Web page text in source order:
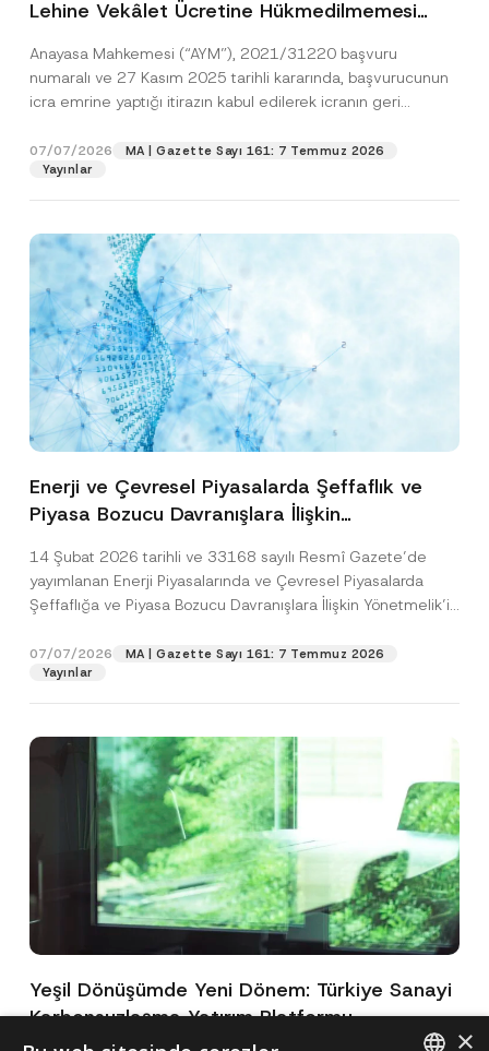
Lehine Vekâlet Ücretine Hükmedilmemesi
Edildiğine Karar Verdi
Anayasa Mahkemesi (“AYM”), 2021/31220 başvuru
numaralı ve 27 Kasım 2025 tarihli kararında, başvurucunun
icra emrine yaptığı itirazın kabul edilerek icranın geri
07/07/2026
MA | Gazette Sayı 161: 7 Temmuz 2026
Yayınlar
Enerji ve Çevresel Piyasalarda Şeffaflık ve
Piyasa Bozucu Davranışlara İlişkin
14 Şubat 2026 tarihli ve 33168 sayılı Resmî Gazete’de
yayımlanan Enerji Piyasalarında ve Çevresel Piyasalarda
Şeffaflığa ve Piyasa Bozucu Davranışlara İlişkin Yönetmelik’in
07/07/2026
MA | Gazette Sayı 161: 7 Temmuz 2026
Yayınlar
Yeşil Dönüşümde Yeni Dönem: Türkiye Sanayi
Karbonsuzlaşma Yatırım Platformu
Oluşturuldu
×